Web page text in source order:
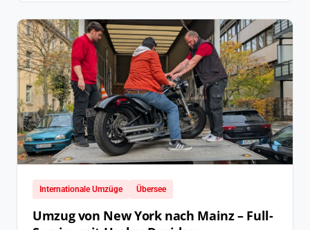
Internationale Umzüge Übersee
Umzug von New York nach Mainz – Full-